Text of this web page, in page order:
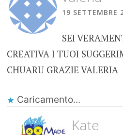
19 SETTEMBRE
SEI
CREATIVA I TUOI
CHUARU GRAZIE VALERIA
Caricamento...
Kate